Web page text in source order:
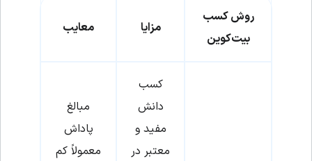
روش کسب
بیت‌کوین
مزایا معایب
کسب
دانش
مفید و
معتبر در
مبالغ
پاداش
معمولاً کم